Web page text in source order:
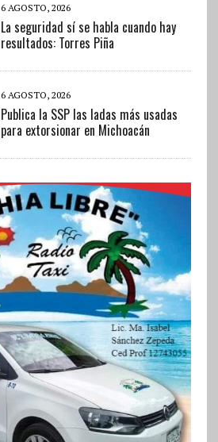
6 AGOSTO, 2026
La seguridad sí se habla cuando hay
resultados: Torres Piña
6 AGOSTO, 2026
Publica la SSP las ladas más usadas
para extorsionar en Michoacán